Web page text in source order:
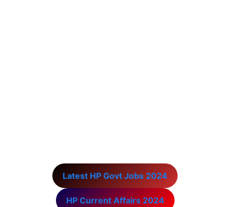
Latest HP Govt Jobs 2024
HP Current Affairs 2024